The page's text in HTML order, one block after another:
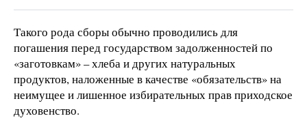
Такого рода сборы обычно проводились для
погашения перед государством задолженностей по
«заготовкам» – хлеба и других натуральных
продуктов, наложенные в качестве «обязательств» на
неимущее и лишенное избирательных прав приходское
духовенство.